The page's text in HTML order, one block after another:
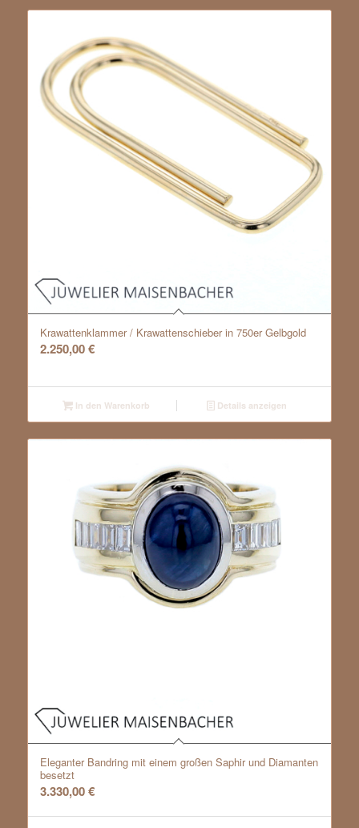
Krawattenklammer / Krawattenschieber in 750er Gelbgold
2.250,00€
In den Warenkorb Details anzeigen
Eleganter Bandring mit einem großen Saphir und Diamanten
besetzt
3.330,00€